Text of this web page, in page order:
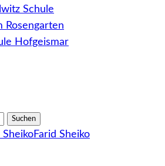
Schule
Rosengarten
Hofgeismar
SheikoFarid Sheiko